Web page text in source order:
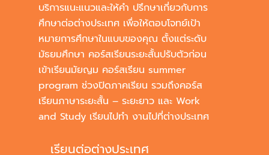
บริการแนะแนวและให้คำ ปรึกษาเกี่ยวกับการ
ศึกษาต่อต่างประเทศ เพื่อให้ตอบโจทย์เป้า
หมายการศึกษาในแบบของคุณ ตั้งแต่ระดับ
มัธยมศึกษา คอร์สเรียนระยะสั้นปรับตัวก่อน
เข้าเรียนมัยญม คอร์สเรียน summer
program ช่วงปิดภาคเรียน รวมถึงคอร์ส
เรียนภาษาระยะสั้น – ระยะยาว และ Work
and Study เรียนไปทำ งานไปที่ต่างประเทศ
เรียนต่อต่างประเทศ